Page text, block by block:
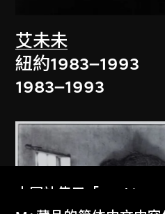
艾未未
紐約1983–1993
1983–1993
本网站使用「Cookies